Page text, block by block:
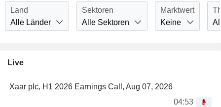
Land
Alle Länder
Sektoren
Alle Sektoren
Marktwert
Keine
Live
Xaar plc, H1 2026 Earnings Call, Aug 07, 2026
04:53